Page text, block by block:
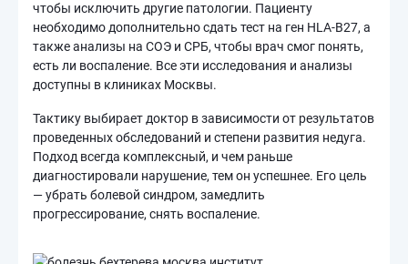
чтобы исключить другие патологии. Пациенту
необходимо дополнительно сдать тест на ген HLA-В27, а
также анализы на СОЭ и СРБ, чтобы врач смог понять,
есть ли воспаление. Все эти исследования и анализы
доступны в клиниках Москвы.
Тактику выбирает доктор в зависимости от результатов
проведенных обследований и степени развития недуга.
Подход всегда комплексный, и чем раньше
диагностировали нарушение, тем он успешнее. Его цель
— убрать болевой синдром, замедлить
прогрессирование, снять воспаление.